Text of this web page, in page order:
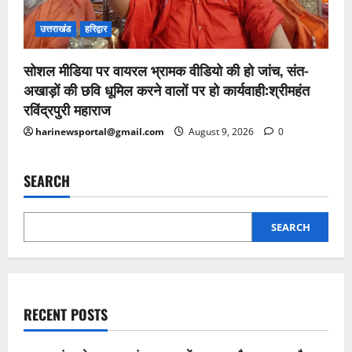
उत्तराखंड हरिद्वार
सोशल मीडिया पर वायरल भ्रामक वीडियो की हो जांच, संत-
अखाड़ों की छवि धूमिल करने वालों पर हो कार्यवाही:श्रीमहंत
रविंद्रपुरी महाराज
harinewsportal@gmail.com August 9, 2026 0
SEARCH
SEARCH
RECENT POSTS